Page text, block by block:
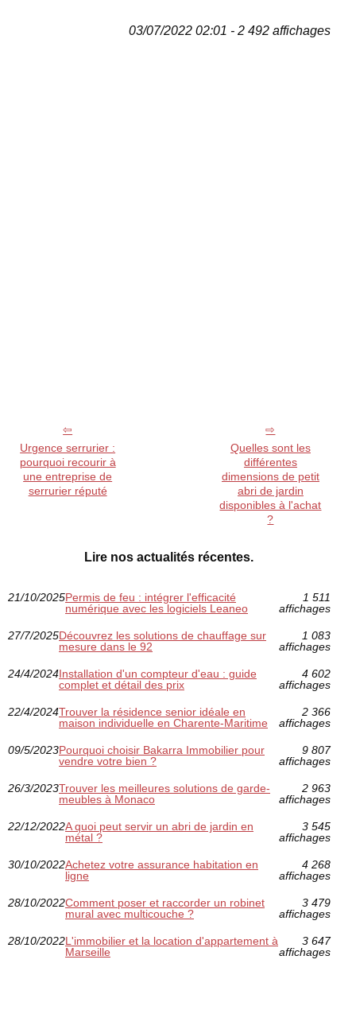
03/07/2022 02:01 - 2 492 affichages
Urgence serrurier :
pourquoi recourir à
une entreprise de
serrurier réputé
Quelles sont les
différentes
dimensions de petit
abri de jardin
disponibles à l'achat
?
Lire nos actualités récentes.
21/10/2025Permis de feu : intégrer l'efficacité
numérique avec les logiciels Leaneo
1 511
affichages
27/7/2025Découvrez les solutions de chauffage sur
mesure dans le 92
1 083
affichages
24/4/2024Installation d'un compteur d'eau : guide
complet et détail des prix
4 602
affichages
22/4/2024Trouver la résidence senior idéale en
maison individuelle en Charente-Maritime
2 366
affichages
09/5/2023Pourquoi choisir Bakarra Immobilier pour
vendre votre bien ?
9 807
affichages
26/3/2023Trouver les meilleures solutions de garde-
meubles à Monaco
2 963
affichages
22/12/2022A quoi peut servir un abri de jardin en
métal ?
3 545
affichages
30/10/2022Achetez votre assurance habitation en
ligne
4 268
affichages
28/10/2022Comment poser et raccorder un robinet
mural avec multicouche ?
3 479
affichages
28/10/2022L'immobilier et la location d'appartement à
Marseille
3 647
affichages